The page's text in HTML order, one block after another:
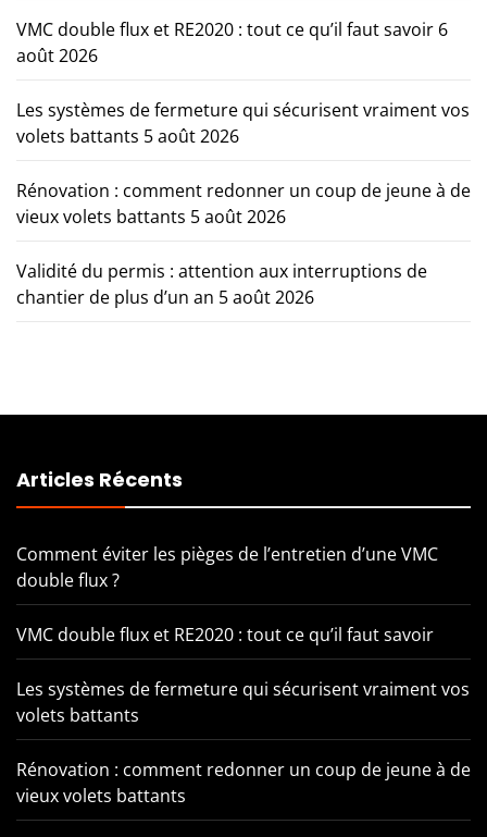
VMC double flux et RE2020 : tout ce qu’il faut savoir 6
août 2026
Les systèmes de fermeture qui sécurisent vraiment vos
volets battants 5 août 2026
Rénovation : comment redonner un coup de jeune à de
vieux volets battants 5 août 2026
Validité du permis : attention aux interruptions de
chantier de plus d’un an 5 août 2026
Articles Récents
Comment éviter les pièges de l’entretien d’une VMC
double flux ?
VMC double flux et RE2020 : tout ce qu’il faut savoir
Les systèmes de fermeture qui sécurisent vraiment vos
volets battants
Rénovation : comment redonner un coup de jeune à de
vieux volets battants